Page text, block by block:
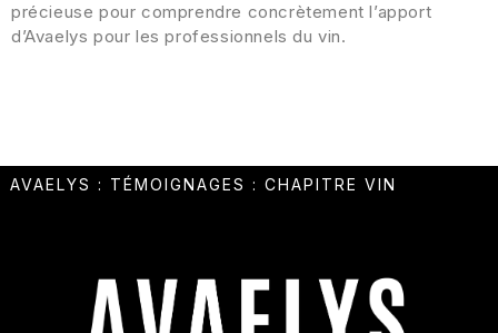
précieuse pour comprendre concrètement l’apport
d’Avaelys pour les professionnels du vin.
AVAELYS : TÉMOIGNAGES : CHAPITRE VIN